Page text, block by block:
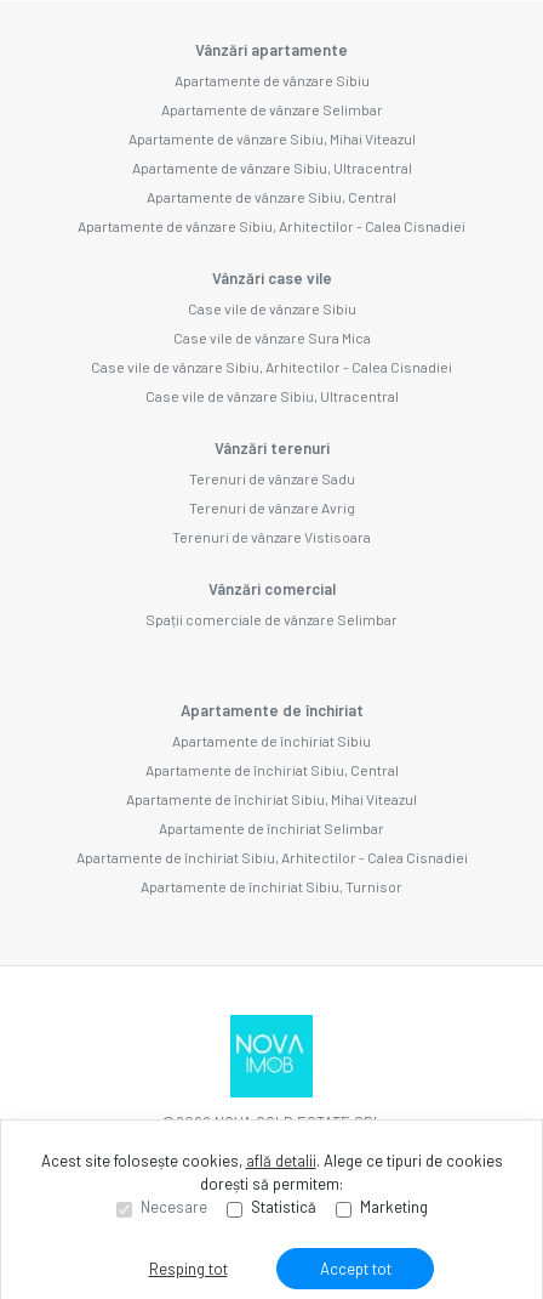
Vânzări apartamente
Apartamente de vânzare Sibiu
Apartamente de vânzare Selimbar
Apartamente de vânzare Sibiu, Mihai Viteazul
Apartamente de vânzare Sibiu, Ultracentral
Apartamente de vânzare Sibiu, Central
Apartamente de vânzare Sibiu, Arhitectilor - Calea Cisnadiei
Vânzări case vile
Case vile de vânzare Sibiu
Case vile de vânzare Sura Mica
Case vile de vânzare Sibiu, Arhitectilor - Calea Cisnadiei
Case vile de vânzare Sibiu, Ultracentral
Vânzări terenuri
Terenuri de vânzare Sadu
Terenuri de vânzare Avrig
Terenuri de vânzare Vistisoara
Vânzări comercial
Spații comerciale de vânzare Selimbar
Apartamente de închiriat
Apartamente de închiriat Sibiu
Apartamente de închiriat Sibiu, Central
Apartamente de închiriat Sibiu, Mihai Viteazul
Apartamente de închiriat Selimbar
Apartamente de închiriat Sibiu, Arhitectilor - Calea Cisnadiei
Apartamente de închiriat Sibiu, Turnisor
©2026NOVA GOLD ESTATE SRL
Site creat în
Acest site folosește cookies, află detalii. Alege ce tipuri de cookies
dorești să permitem:
Necesare
Statistică Marketing
Resping tot Accept tot